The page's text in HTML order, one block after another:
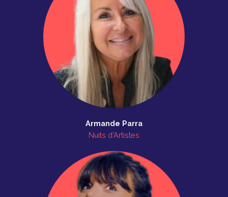
Armande Parra
Nuits d'Artistes